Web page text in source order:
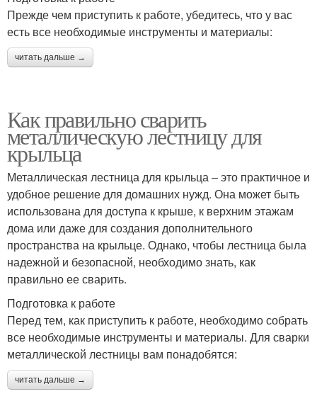
Прежде чем приступить к работе, убедитесь, что у вас
есть все необходимые инструменты и материалы:
читать дальше →
Как правильно сварить
металлическую лестницу для
крыльца
Металлическая лестница для крыльца – это практичное и
удобное решение для домашних нужд. Она может быть
использована для доступа к крыше, к верхним этажам
дома или даже для создания дополнительного
пространства на крыльце. Однако, чтобы лестница была
надежной и безопасной, необходимо знать, как
правильно ее сварить.
Подготовка к работе
Перед тем, как приступить к работе, необходимо собрать
все необходимые инструменты и материалы. Для сварки
металлической лестницы вам понадобятся:
читать дальше →